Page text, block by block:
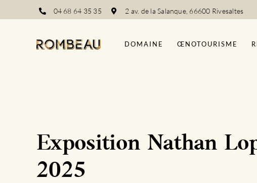
au
04 68 64 35 35 2 av. de la Salanque, 66600 Rivesaltes
DOMAINE ŒNOTOURISME
Exposition Nathan
2025